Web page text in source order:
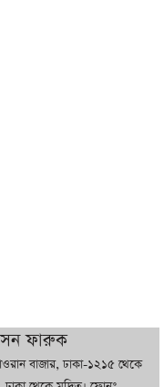
‘এত দাম তো
ফারুক
বাজার, ঢাকা-১২১৫ থেকে